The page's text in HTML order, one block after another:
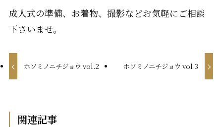
成人式の準備、お着物、撮影などお気軽にご相談
下さいませ。
ホソミノニチジョウ vol.2 ホソミノニチジョウ vol.3
関連記事